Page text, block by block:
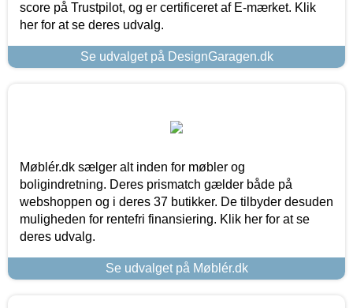
score på Trustpilot, og er certificeret af E-mærket. Klik
her for at se deres udvalg.
Se udvalget på DesignGaragen.dk
Møblér.dk sælger alt inden for møbler og
boligindretning. Deres prismatch gælder både på
webshoppen og i deres 37 butikker. De tilbyder desuden
muligheden for rentefri finansiering. Klik her for at se
deres udvalg.
Se udvalget på Møblér.dk